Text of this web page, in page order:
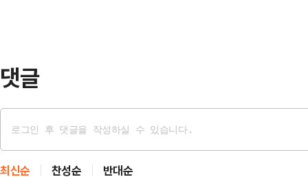
댓글
최신순 찬성순 반대순